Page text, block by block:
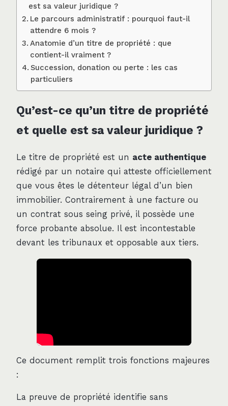
est sa valeur juridique ?
Le parcours administratif : pourquoi faut-il
attendre 6 mois ?
Anatomie d’un titre de propriété : que
contient-il vraiment ?
Succession, donation ou perte : les cas
particuliers
Qu’est-ce qu’un titre de propriété
et quelle est sa valeur juridique ?
Le titre de propriété est un acte authentique
rédigé par un notaire qui atteste officiellement
que vous êtes le détenteur légal d’un bien
immobilier. Contrairement à une facture ou
un contrat sous seing privé, il possède une
force probante absolue. Il est incontestable
devant les tribunaux et opposable aux tiers.
Ce document remplit trois fonctions majeures
:
La preuve de propriété identifie sans